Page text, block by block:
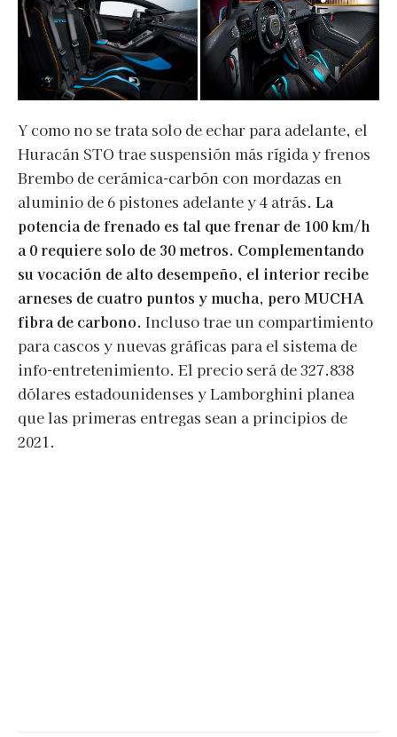
Y como no se trata solo de echar para adelante, el
Huracán STO trae suspensión más rígida y frenos
Brembo de cerámica-carbón con mordazas en
aluminio de 6 pistones adelante y 4 atrás. La
potencia de frenado es tal que frenar de 100 km/h
a 0 requiere solo de 30 metros. Complementando
su vocación de alto desempeño, el interior recibe
arneses de cuatro puntos y mucha, pero MUCHA
fibra de carbono. Incluso trae un compartimiento
para cascos y nuevas gráficas para el sistema de
info-entretenimiento. El precio será de 327.838
dólares estadounidenses y Lamborghini planea
que las primeras entregas sean a principios de
2021.